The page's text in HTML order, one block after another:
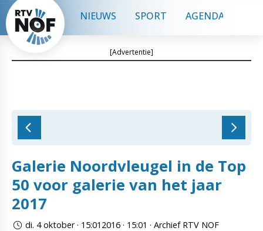
NIEUWS SPORT AGENDA
[Advertentie]
Galerie Noordvleugel in de Top
50 voor galerie van het jaar
2017
di. 4 oktober · 15:012016 · 15:01 · Archief RTV NOF